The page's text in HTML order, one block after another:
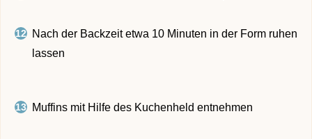
Nach der Backzeit etwa 10 Minuten in der Form ruhen
lassen
Muffins mit Hilfe des Kuchenheld entnehmen